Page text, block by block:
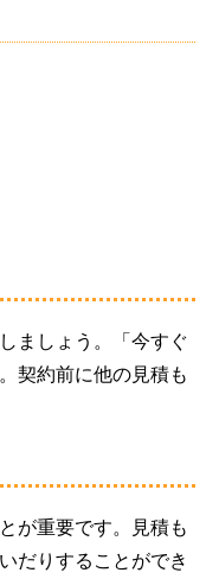
ましょう。「今すぐ
契約前に他の見積も
が重要です。見積も
だりすることができ